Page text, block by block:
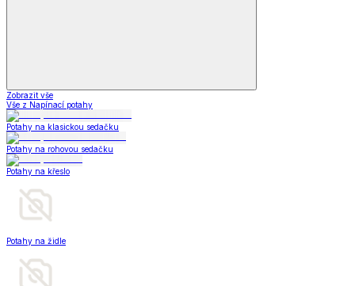
Zobrazit vše
Vše z Napínací potahy
Potahy na klasickou sedačku
Potahy na rohovou sedačku
Potahy na křeslo
Potahy na židle